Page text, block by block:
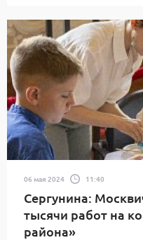
06 мая 2024 11:40
Сергунина:
тысячи работ на
района»